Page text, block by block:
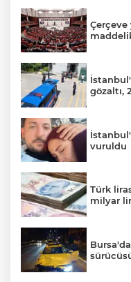
Çerçeve
gözaltı,
vuruldu
Türk
milyar